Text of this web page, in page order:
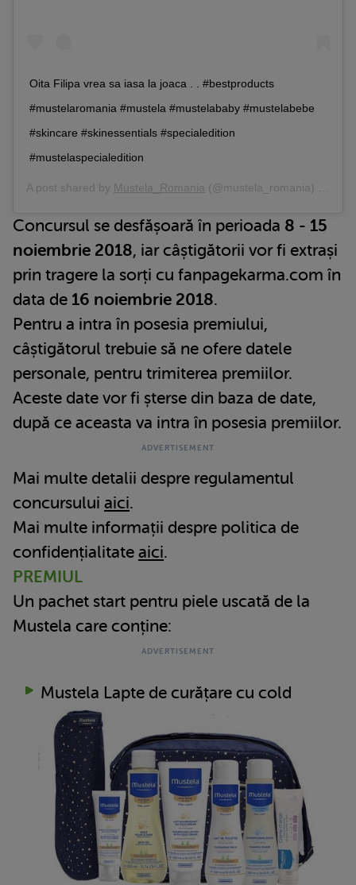
Oita Filipa vrea sa iasa la joaca . . #bestproducts
#mustelaromania #mustela #mustelababy #mustelabebe
#skincare #skinessentials #specialedition
#mustelaspecialedition
A post shared by Mustela_Romania (@mustela_romania) on
Concursul se desfășoară în perioada 8 - 15
noiembrie 2018, iar câștigătorii vor fi extrași
prin tragere la sorți cu fanpagekarma.com în
data de 16 noiembrie 2018.
Pentru a intra în posesia premiului,
câștigătorul trebuie să ne ofere datele
personale, pentru trimiterea premiilor.
Aceste date vor fi șterse din baza de date,
după ce aceasta va intra în posesia premiilor.
Mai multe detalii despre regulamentul
concursului aici.
Mai multe informații despre politica de
confidențialitate aici.
PREMIUL
Un pachet start pentru piele uscată de la
Mustela care conține:
Mustela Lapte de curățare cu cold